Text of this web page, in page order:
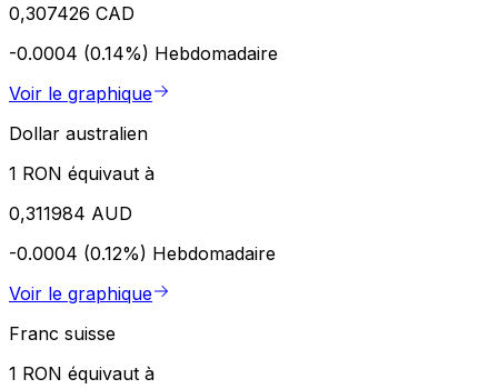
0,307426 CAD
-0.0004 (0.14%) Hebdomadaire
Voir le graphique
Dollar australien
1 RON équivaut à
0,311984 AUD
-0.0004 (0.12%) Hebdomadaire
Voir le graphique
Franc suisse
1 RON équivaut à